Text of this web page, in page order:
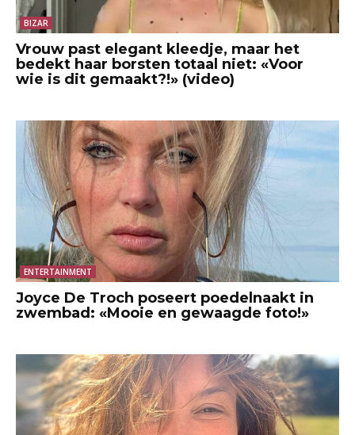
BIZAR
Vrouw past elegant kleedje, maar het
bedekt haar borsten totaal niet: «Voor
wie is dit gemaakt?!» (video)
ENTERTAINMENT
Joyce De Troch poseert poedelnaakt in
zwembad: «Mooie en gewaagde foto!»